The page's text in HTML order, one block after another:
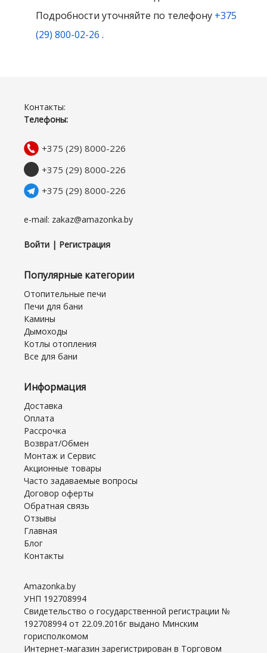
Подробности уточняйте по телефону +375
(29) 800-02-26 .
Контакты:
Телефоны:
+375 (29) 8000-226
+375 (29) 8000-226
+375 (29) 8000-226
e-mail: zakaz@amazonka.by
Войти | Регистрация
Популярные категории
Отопительные печи
Печи для бани
Камины
Дымоходы
Котлы отопления
Все для бани
Информация
Доставка
Оплата
Рассрочка
Возврат/Обмен
Монтаж и Сервис
Акционные товары
Часто задаваемые вопросы
Договор оферты
Обратная связь
Отзывы
Главная
Блог
Контакты
Amazonka.by
УНП 192708994
Свидетельство о государственной регистрации №
192708994 от 22.09.2016г выдано Минским
горисполкомом
Интернет-магазин зарегистрирован в Торговом